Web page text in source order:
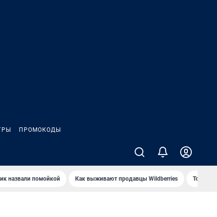
ПРОМОКОДЫ
назвали помойкой Как выживают продавцы Wildberries Топ